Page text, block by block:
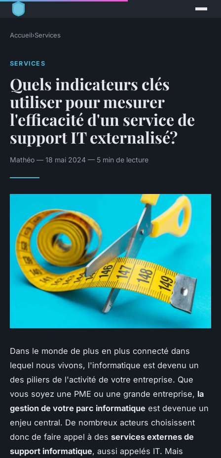
Accueil›Services
SERVICES
Quels indicateurs clés
utiliser pour mesurer
l'efficacité d'un service de
support IT externalisé?
Mathéo — 18 mai 2024 — 5 min de lecture
Dans le monde de plus en plus connecté dans
lequel nous vivons, l'informatique est devenu un
des piliers de l'activité de votre entreprise. Que
vous soyez une PME ou une grande entreprise, la
gestion de votre parc informatique est devenue un
enjeu central. De nombreux acteurs choisissent
donc de faire appel à des services externes de
support informatique, aussi appelés IT. Mais